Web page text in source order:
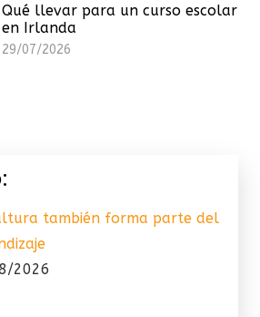
Qué llevar para un curso escolar
en Irlanda
29/07/2026
también forma parte del
2026